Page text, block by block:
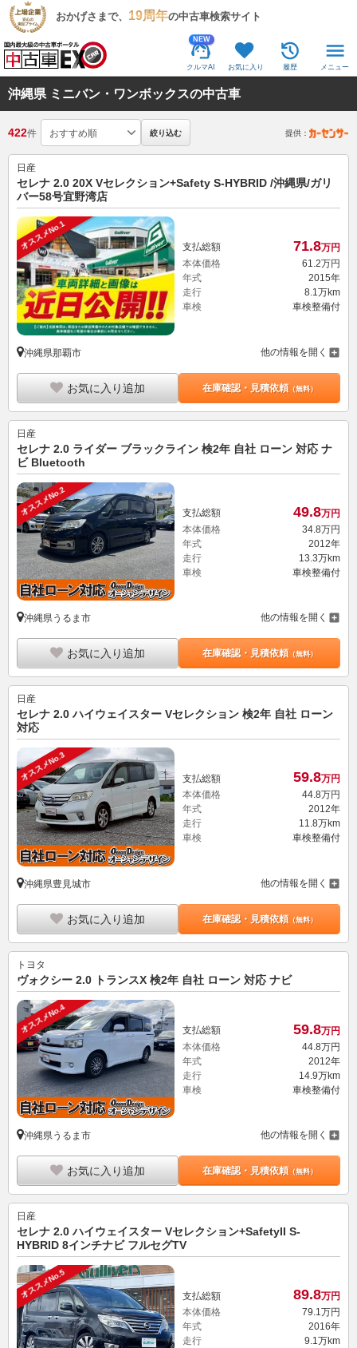
おかげさまで、 19周年の中古車検索サイト
NEW
クルマAI お気に入り 履歴 メニュー
沖縄県 ミニバン・ワンボックスの中古車
422件 絞り込む 提供：
日産
セレナ 2.0 20X Vセレクション+Safety S-HYBRID /沖縄県/ガリ
バー58号宜野湾店
オススメNo.1 支払総額 71.8万円
本体価格
61.2万円
年式
2015年
走行
8.1万km
車検
車検整備付
沖縄県那覇市 他の情報を開く
お気に入り追加 在庫確認・見積依頼（無料）
日産
セレナ 2.0 ライダー ブラックライン 検2年 自社 ローン 対応 ナ
ビ Bluetooth
オススメNo.2 支払総額 49.8万円
本体価格
34. 8万円
年式
2012年
走行
13.3万km
車検
車検整備付
沖縄県うるま市 他の情報を開く
お気に入り追加 在庫確認・見積依頼（無料）
日産
セレナ 2.0 ハイウェイスター Vセレクション 検2年 自社 ローン
対応
オススメNo.3 支払総額 59.8万円
本体価格
44.8万円
年式
2012年
走行
11.8万km
車検
車検整備付
沖縄県豊見城市 他の情報を開く
お気に入り追加 在庫確認・見積依頼（無料）
トヨタ
ヴォクシー 2.0 トランスX 検2年 自社 ローン 対応 ナビ
オススメNo.4 支払総額 59.8万円
本体価格
44. 8万円
年式
2012年
走行
14.9万km
車検
車検整備付
沖縄県うるま市 他の情報を開く
お気に入り追加 在庫確認・見積依頼（無料）
日産
セレナ 2.0 ハイウェイスター Vセレクション+SafetyII S-
HYBRID 8インチナビ フルセグTV
オススメNo.5 支払総額 89.8万円
本体価格
79.1万円
年式
2016年
走行
9.1万km